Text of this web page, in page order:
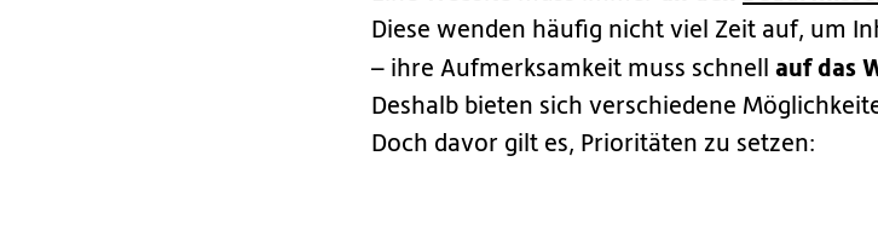
Diese wenden häufig nicht viel Zeit auf, um
– ihre Aufmerksamkeit muss schnell auf das
Deshalb bieten sich verschiedene
Doch davor gilt es, Prioritäten zu setzen: